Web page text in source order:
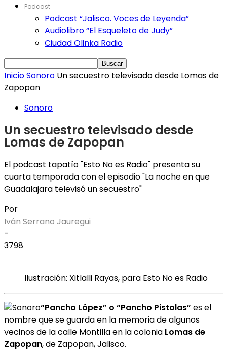
Podcast
Podcast “Jalisco. Voces de Leyenda”
Audiolibro “El Esqueleto de Judy”
Ciudad Olinka Radio
InicioSonoro Un secuestro televisado desde Lomas de
Zapopan
Sonoro
Un secuestro televisado desde
Lomas de Zapopan
El podcast tapatío "Esto No es Radio" presenta su
cuarta temporada con el episodio "La noche en que
Guadalajara televisó un secuestro"
Por
Iván Serrano Jauregui
-
3798
Ilustración: Xitlalli Rayas, para Esto No es Radio
“Pancho López” o “Pancho Pistolas” es el
nombre que se guarda en la memoria de algunos
vecinos de la calle Montilla en la colonia Lomas de
Zapopan, de Zapopan, Jalisco.